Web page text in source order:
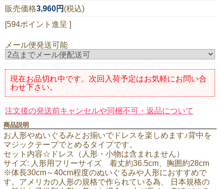
販売価格3,960円 (税込)
[594ポイント進呈 ]
メール便発送可能
現在お品切れ中です。次回入荷予定はお気軽にお問い合
わせ下さい。
注文後の発送前キャンセルや同梱不可・返品について
商品説明
お人形やぬいぐるみとお揃いでドレスを楽しめます♪背中を
マジックテープでとめるタイプです。
セット内容☆ドレス（人形・小物は含まれません）
サイズ: 人形用フリーサイズ 着丈約36.5cm、胸囲約28cm
※体長30cm～40cm程度のぬいぐるみや人形におすすめで
す。アメリカの人形の規格で作られている為、 日本規格の